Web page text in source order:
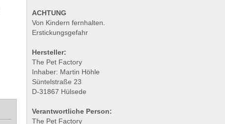
ACHTUNG
Von Kindern fernhalten.
Erstickungsgefahr
Hersteller:
The Pet Factory
Inhaber: Martin Höhle
Süntelstraße 23
D-31867 Hülsede
Verantwortliche Person:
The Pet Factory